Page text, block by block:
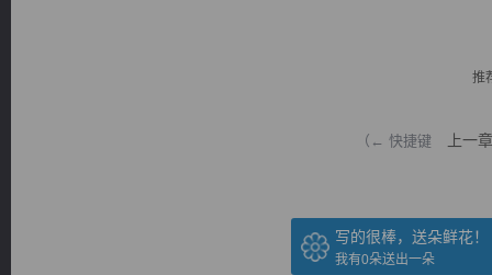
推
（← 快捷键 上一章
写的很棒，送朵鲜花！
我有0朵送出一朵